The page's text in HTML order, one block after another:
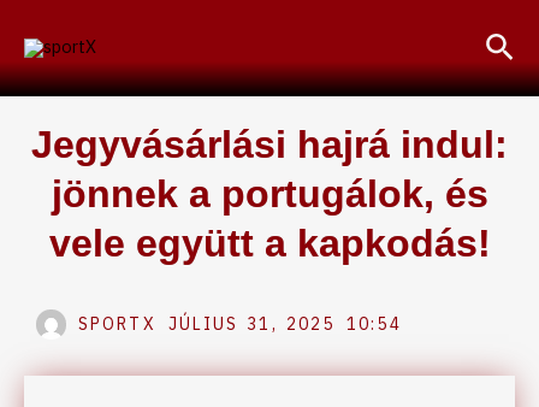
content
Jegyvásárlási hajrá indul:
jönnek a portugálok, és
vele együtt a kapkodás!
SPORTX JÚLIUS 31, 2025 10:54